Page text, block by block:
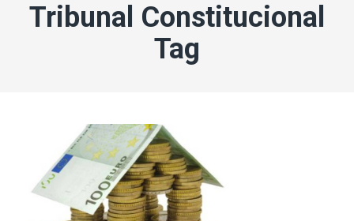
Tribunal Constitucional
Tag